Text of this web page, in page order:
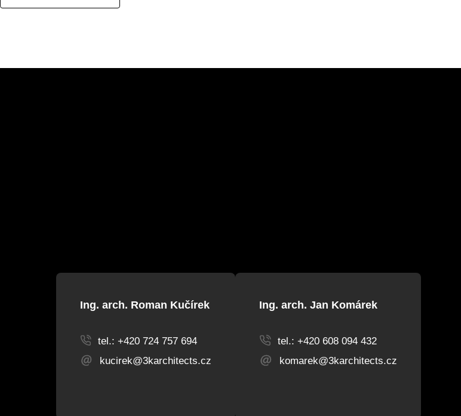
Ing. arch. Roman Kučírek
tel.: +420 724 757 694
kucirek@3karchitects.cz
Ing. arch. Jan Komárek
tel.: +420 608 094 432
komarek@3karchitects.cz